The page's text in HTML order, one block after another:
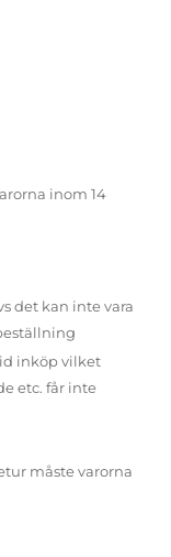
inom 14
det kan inte vara
inköp vilket
etc. får inte
måste varorna